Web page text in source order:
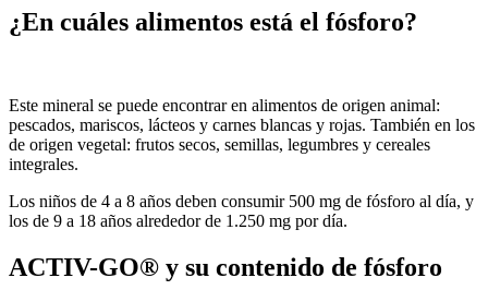
¿En cuáles alimentos está el fósforo?
Este mineral se puede encontrar en alimentos de origen animal:
pescados, mariscos, lácteos y carnes blancas y rojas. También en los
de origen vegetal: frutos secos, semillas, legumbres y cereales
integrales.
Los niños de 4 a 8 años deben consumir 500 mg de fósforo al día, y
los de 9 a 18 años alrededor de 1.250 mg por día.
ACTIV-GO® y su contenido de fósforo